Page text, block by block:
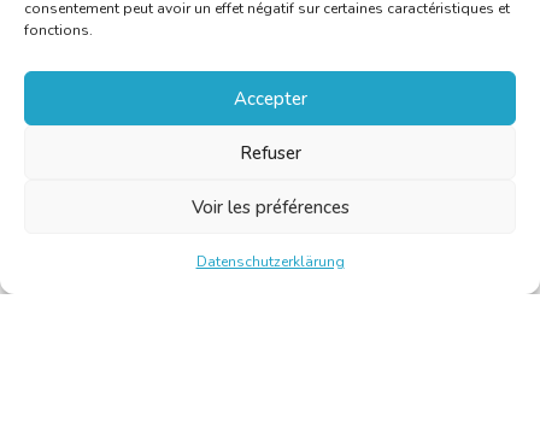
consentement peut avoir un effet négatif sur certaines caractéristiques et
fonctions.
Accepter
Refuser
Voir les préférences
Datenschutzerklärung